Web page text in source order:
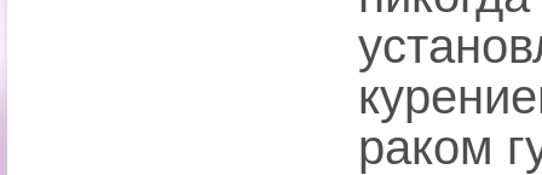
раком